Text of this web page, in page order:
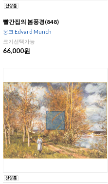
빨간집의 봄풍경(848)
뭉크 Edvard Munch
크기선택가능
66,000원